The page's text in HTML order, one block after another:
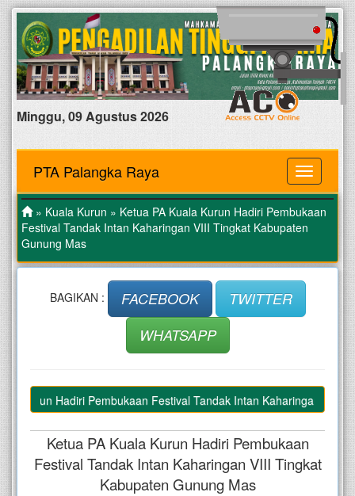
Minggu, 09 Agustus 2026
MENU
PTA Palangka Raya
» Kuala Kurun » Ketua PA Kuala Kurun Hadiri Pembukaan
Festival Tandak Intan Kaharingan VIII Tingkat Kabupaten
Gunung Mas
BAGIKAN : FACEBOOK
TWITTER
WHATSAPP
Hadiri Pembukaan Festival Tandak Intan Kaharingan VIII
Ketua PA Kuala Kurun Hadiri Pembukaan
Festival Tandak Intan Kaharingan VIII Tingkat
Kabupaten Gunung Mas